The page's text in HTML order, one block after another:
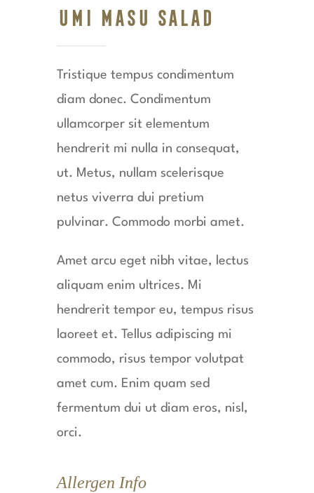
Umi Masu Salad
Tristique tempus condimentum
diam donec. Condimentum
ullamcorper sit elementum
hendrerit mi nulla in consequat,
ut. Metus, nullam scelerisque
netus viverra dui pretium
pulvinar. Commodo morbi amet.
Amet arcu eget nibh vitae, lectus
aliquam enim ultrices. Mi
hendrerit tempor eu, tempus risus
laoreet et. Tellus adipiscing mi
commodo, risus tempor volutpat
amet cum. Enim quam sed
fermentum dui ut diam eros, nisl,
orci.
Allergen Info